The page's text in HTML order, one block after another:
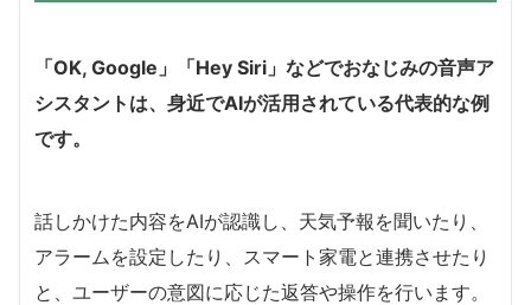
「OK, Google」「Hey Siri」などでおなじみの音声ア
シスタントは、身近でAIが活用されている代表的な例
です。
話しかけた内容をAIが認識し、天気予報を聞いたり、
アラームを設定したり、スマート家電と連携させたり
と、ユーザーの意図に応じた返答や操作を行います。